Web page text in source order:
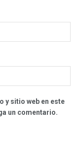
y sitio web en este
un comentario.